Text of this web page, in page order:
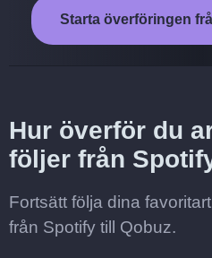
Starta överföringen
Hur överför du
följer från
Fortsätt följa dina
från Spotify till Qobuz.